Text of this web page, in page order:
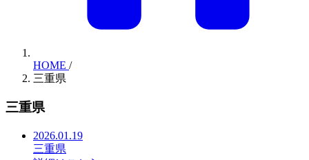
HOME /
三重県
三重県
2026.01.19
三重県